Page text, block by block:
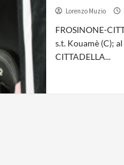
Lorenzo Muzio
FROSINONE-
s.t. Kouamè (C);
CITTADELLA...